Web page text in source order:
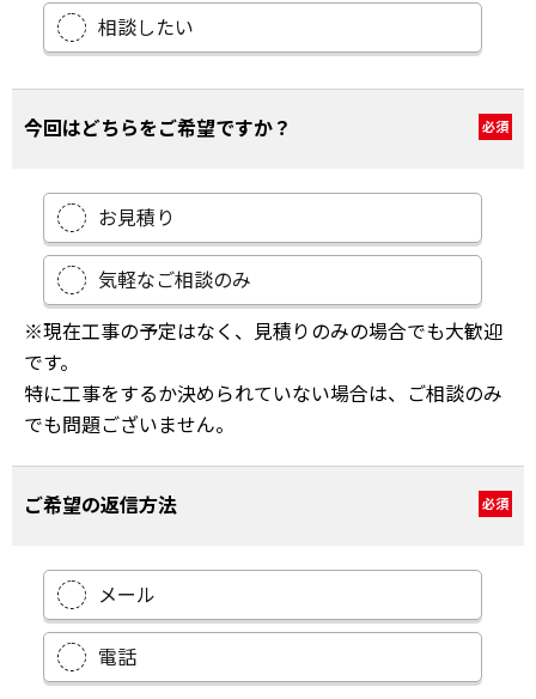
相談したい
今回はどちらをご希望ですか？ 必須
お見積り
気軽なご相談のみ
※現在工事の予定はなく、見積りのみの場合でも大歓迎
です。
特に工事をするか決められていない場合は、ご相談のみ
でも問題ございません。
ご希望の返信方法 必須
メール
電話